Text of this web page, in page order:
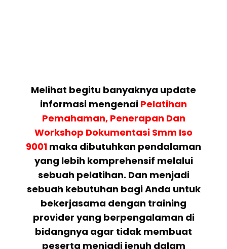
Melihat begitu banyaknya update
informasi mengenai Pelatihan
Pemahaman, Penerapan Dan
Workshop Dokumentasi Smm Iso
9001 maka dibutuhkan pendalaman
yang lebih komprehensif melalui
sebuah pelatihan. Dan menjadi
sebuah kebutuhan bagi Anda untuk
bekerjasama dengan training
provider yang berpengalaman di
bidangnya agar tidak membuat
peserta menjadi jenuh dalam